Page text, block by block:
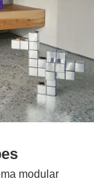
modular